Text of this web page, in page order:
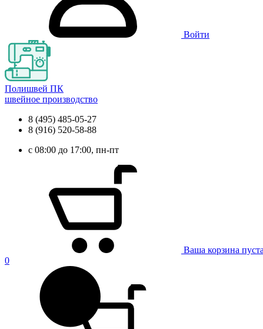
Войти
Полишвей ПК
швейное производство
8 (495) 485-05-27
8 (916) 520-58-88
с 08:00 до 17:00, пн-пт
Ваша корзина пуста
0